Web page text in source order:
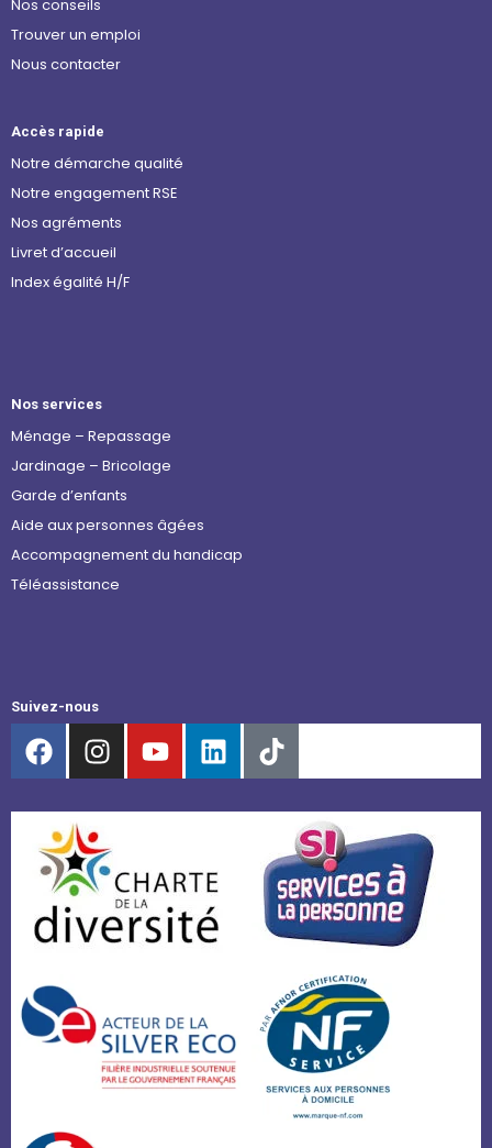
Nos conseils
Trouver un emploi
Nous contacter
Accès rapide
Notre démarche qualité
Notre engagement RSE
Nos agréments
Livret d’accueil
Index égalité H/F
Nos services
Ménage – Repassage
Jardinage – Bricolage
Garde d’enfants
Aide aux personnes âgées
Accompagnement du handicap
Téléassistance
Suivez-nous